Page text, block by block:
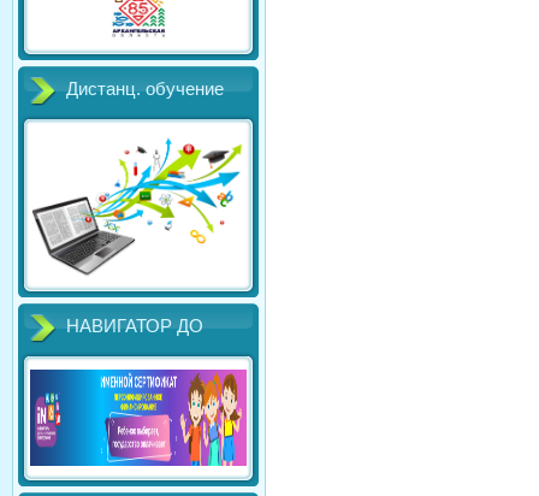
Дистанц. обучение
НАВИГАТОР ДО